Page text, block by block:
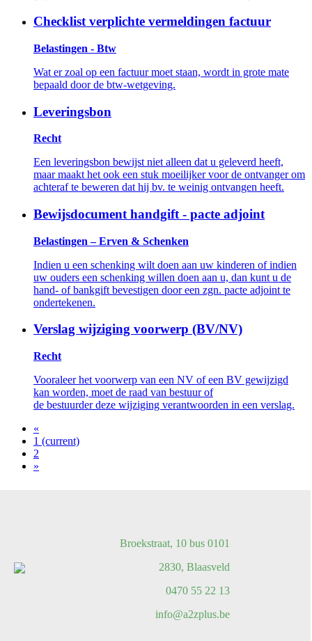
Checklist verplichte vermeldingen factuur
Belastingen - Btw
Wat er zoal op een factuur moet staan, wordt in grote mate
bepaald door de btw-wetgeving.
Leveringsbon
Recht
Een leveringsbon bewijst niet alleen dat u geleverd heeft,
maar maakt het ook een stuk moeilijker voor de ontvanger om
achteraf te beweren dat hij bv. te weinig ontvangen heeft.
Bewijsdocument handgift - pacte adjoint
Belastingen – Erven & Schenken
Indien u een schenking wilt doen aan uw kinderen of indien
uw ouders een schenking willen doen aan u, dan kunt u de
hand- of bankgift bevestigen door een zgn. pacte adjoint te
ondertekenen.
Verslag wijziging voorwerp (BV/NV)
Recht
Vooraleer het voorwerp van een NV of een BV gewijzigd
kan worden, moet de raad van bestuur of
de bestuurder deze wijziging verantwoorden in een verslag.
«
1 (current)
2
»
Broekstraat, 10 bus 0101
2830, Blaasveld
0470 55 22 13
info@a2zplus.be